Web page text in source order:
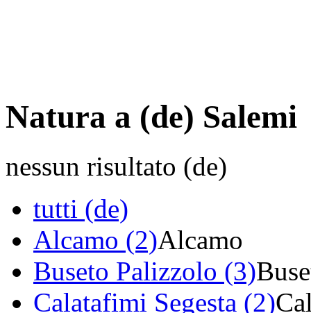
Natura a (de) Salemi
nessun risultato (de)
tutti (de)
Alcamo (2)Alcamo
Buseto Palizzolo (3)
Calatafimi Segesta (2)